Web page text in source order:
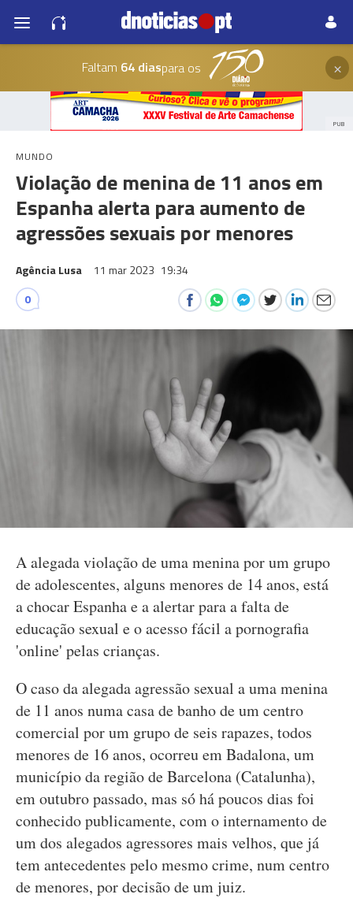
Faltam 64 diaspara os ×
PUB
MUNDO
Violação de menina de 11 anos em
Espanha alerta para aumento de
agressões sexuais por menores
Agência Lusa 11 mar 2023 19:34
0
A alegada violação de uma menina por um grupo
de adolescentes, alguns menores de 14 anos, está
a chocar Espanha e a alertar para a falta de
educação sexual e o acesso fácil a pornografia
'online' pelas crianças.
O caso da alegada agressão sexual a uma menina
de 11 anos numa casa de banho de um centro
comercial por um grupo de seis rapazes, todos
menores de 16 anos, ocorreu em Badalona, um
município da região de Barcelona (Catalunha),
em outubro passado, mas só há poucos dias foi
conhecido publicamente, com o internamento de
um dos alegados agressores mais velhos, que já
tem antecedentes pelo mesmo crime, num centro
de menores, por decisão de um juiz.